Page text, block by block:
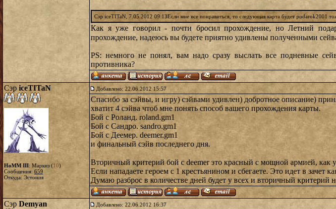
Сэр iceTITaN, 7.05.2012 09:13Если мне все понравиться, то следующая карта будет podarok2001
Как я уже говорил - почти бросил прохождение, но Летний
прохождение, надеюсь вы будете приятно удивлены полученными
PS: немного не понял, вам надо сразу выслать все подневные
противника?
Сэр iceTITaN
HoMM III: Маркиз (10)
Сообщения: 659
Откуда: Эстония
Добавлено: 22.06.2012 15:57
Спасибо за сэйвы, и игру) сэйвами удивлен) добротное описание)
хватит 4 сэйва чтоб мне понять способ вашего прохождения карты.
Бой с Роланд. roland.gm1
Бой с Сандро. sandro.gm1
Бой с Деeмер. deemer.gm1
и финальный сэйв последнего дня.
Вторичный критерий бой с deemer это красный с мощной армией, как
Если нападаете героем с 1 крестьянином и сбегаете. Это идет в зачет
Думаю разброс в количестве дней будет у всех и вторичный
Сэр Demyan Добавлено: 22.06.2012 16:37